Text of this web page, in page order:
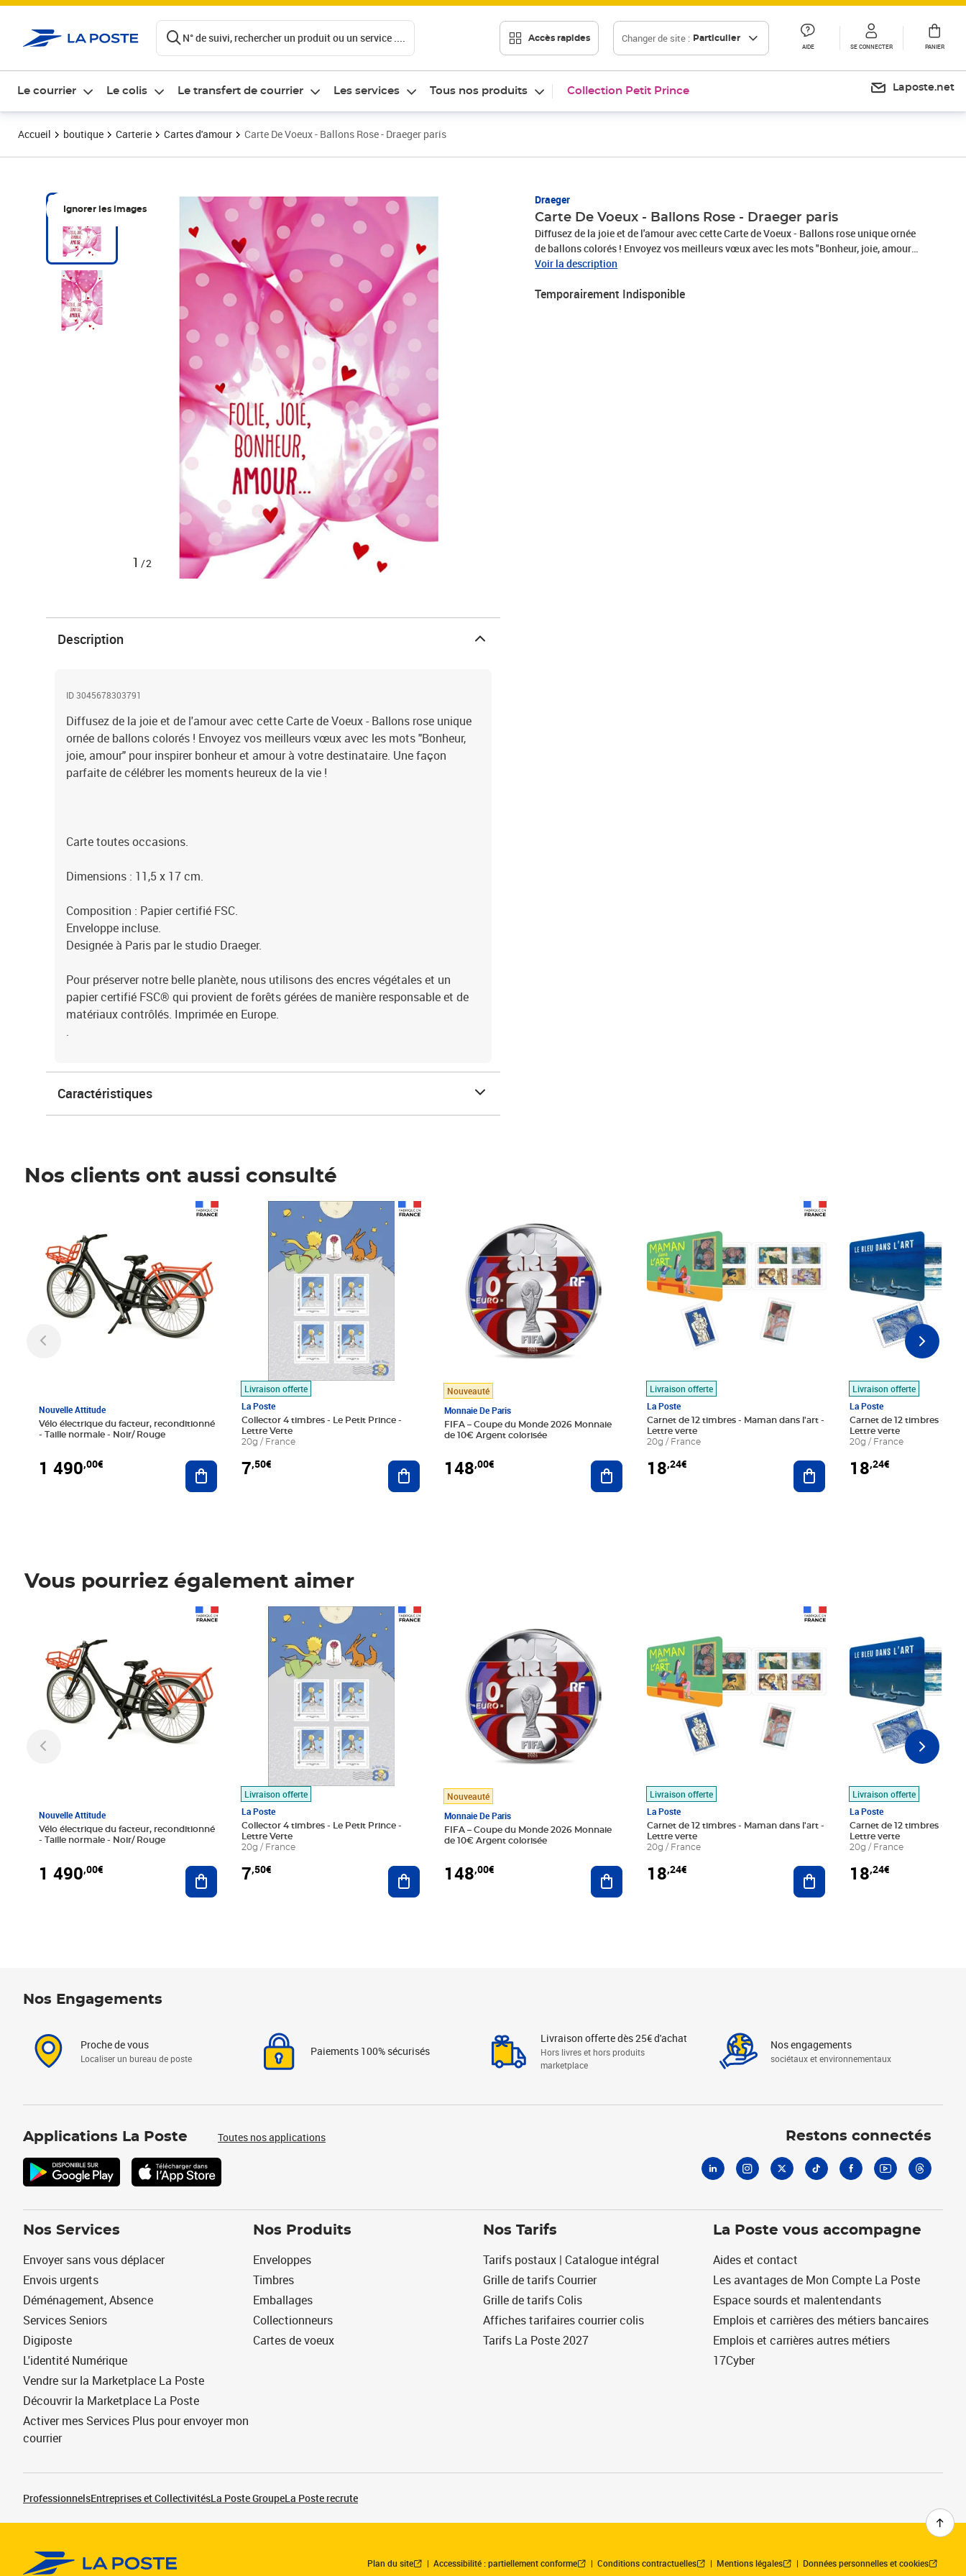
N° de suivi, rechercher un produit ou un service .... Accès rapides Changer de site : Particulier
AIDE SE CONNECTER PANIER
Le courrier Le colis Le transfert de courrier Les services Tous nos produits Collection Petit Prince Laposte.net
Accueil boutique Carterie Cartes d'amour Carte De Voeux - Ballons Rose - Draeger paris
Ignorer les images
1 /2
Draeger
Carte De Voeux - Ballons Rose - Draeger paris
Diffusez de la joie et de l'amour avec cette Carte de Voeux - Ballons rose unique ornée
de ballons colorés ! Envoyez vos meilleurs vœux avec les mots "Bonheur, joie, amour"
pour inspirer bonheur et amour à votre destinataire. Une façon parfaite de célébrer les
cm.Composition : Papier certifié FSC.Enveloppe incluse.Designée à Paris par le
Voir la description
Temporairement Indisponible
Description
ID 3045678303791
Diffusez de la joie et de l'amour avec cette Carte de Voeux - Ballons rose unique
ornée de ballons colorés ! Envoyez vos meilleurs vœux avec les mots "Bonheur,
joie, amour" pour inspirer bonheur et amour à votre destinataire. Une façon
parfaite de célébrer les moments heureux de la vie !
Carte toutes occasions.
Dimensions : 11,5 x 17 cm.
Composition : Papier certifié FSC.
Enveloppe incluse.
Designée à Paris par le studio Draeger.
Pour préserver notre belle planète, nous utilisons des encres végétales et un
papier certifié FSC® qui provient de forêts gérées de manière responsable et de
matériaux contrôlés. Imprimée en Europe.
.
Caractéristiques
Nos clients ont aussi consulté
Nouvelle Attitude
Vélo électrique du facteur, reconditionné
- Taille normale - Noir/ Rouge
1 490,00€ Ajouter au panier
Livraison offerte
La Poste
Collector 4 timbres - Le Petit Prince -
Lettre Verte
20g / France
7,50€
Prix 7,50€
Ajouter au panier
Nouveauté
Monnaie De Paris
FIFA – Coupe du Monde 2026 Monnaie
de 10€ Argent colorisée
148,00€ Ajouter au panier
Livraison offerte
La Poste
Carnet de 12 timbres - Maman dans l'art -
Lettre verte
20g / France
18,24€ Ajouter au panier
Livraison offerte
La Poste
Carnet de 12 timbres - Le
Lettre verte
20g / France
18,24€
Vous pourriez également aimer
Nouvelle Attitude
Vélo électrique du facteur, reconditionné
- Taille normale - Noir/ Rouge
1 490,00€ Ajouter au panier
Livraison offerte
La Poste
Collector 4 timbres - Le Petit Prince -
Lettre Verte
20g / France
7,50€
Prix 7,50€
Ajouter au panier
Nouveauté
Monnaie De Paris
FIFA – Coupe du Monde 2026 Monnaie
de 10€ Argent colorisée
148,00€ Ajouter au panier
Livraison offerte
La Poste
Carnet de 12 timbres - Maman dans l'art -
Lettre verte
20g / France
18,24€ Ajouter au panier
Livraison offerte
La Poste
Carnet de 12 timbres - Le
Lettre verte
20g / France
18,24€
Nos Engagements
Proche de vous
Localiser un bureau de poste
Paiements 100% sécurisés
Livraison offerte dès 25€ d'achat
Hors livres et hors produits
marketplace
Nos engagements
sociétaux et environnementaux
Applications La Poste Toutes nos applications Restons connectés
Nos Services
Envoyer sans vous déplacer
Envois urgents
Déménagement, Absence
Services Seniors
Digiposte
L'identité Numérique
Vendre sur la Marketplace La Poste
Découvrir la Marketplace La Poste
Activer mes Services Plus pour envoyer mon
courrier
Nos Produits
Enveloppes
Timbres
Emballages
Collectionneurs
Cartes de voeux
Nos Tarifs
Tarifs postaux | Catalogue intégral
Grille de tarifs Courrier
Grille de tarifs Colis
Affiches tarifaires courrier colis
Tarifs La Poste 2027
La Poste vous accompagne
Aides et contact
Les avantages de Mon Compte La Poste
Espace sourds et malentendants
Emplois et carrières des métiers bancaires
Emplois et carrières autres métiers
17Cyber
ProfessionnelsEntreprises et CollectivitésLa Poste GroupeLa Poste recrute
Plan du site Accessibilité : partiellement conforme Conditions contractuelles Mentions légales Données personnelles et cookies